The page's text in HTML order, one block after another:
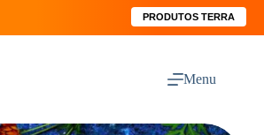
PRODUTOS TERRA
Menu